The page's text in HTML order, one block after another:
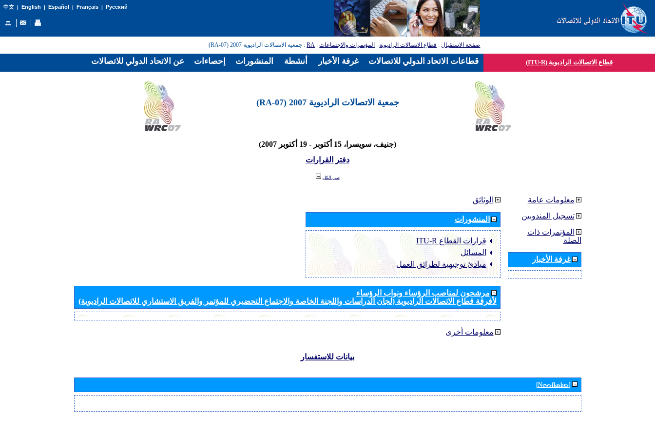
中文| English | Español | Français| Русский
صفحة الاستقبال: قطاع الاتصالات الراديوية: المؤتمرات والاجتماعات:
RA: جمعية الاتصالات الراديوية 2007 (RA-07)
قطاع الاتصالات الراديوية (ITU-R)
جمعية الاتصالات الراديوية 2007 (RA-07)
(جنيف، سويسرا، 15 أكتوبر - 19 أكتوبر 2007)
دفتر القرارات
طي الكل
الوثائق
المنشورات
قرارات القطاع ‏ITU-R
المسائل
مبادئ توجيهية لطرائق العمل
مرشحون لمناصب الرؤساء ونواب الرؤساء
لأفرقة قطاع الاتصالات الراديوية (لجان الدراسات واللجنة الخاصة والاجتماع التحضيري للمؤتمر والفريق الاستشاري للاتصالات الراديوية)
معلومات أخرى
معلومات عامة
تسجيل المندوبين
المؤتمرات ذات
الصلة
غرفة الأخبار
بيانات للاستفسار
[Newsflashes]
عن الاتحاد الدولي للاتصالات إحصاءات المنشورات أنشطة غرفة الأخبار قطاعات الاتحاد الدولي للاتصالات